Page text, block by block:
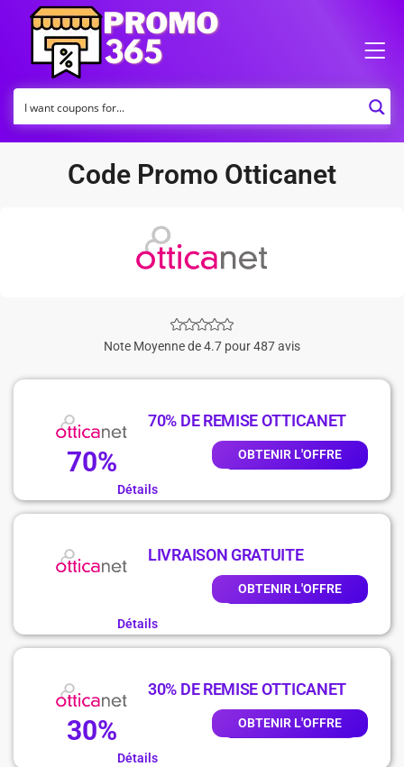
Code Promo Otticanet
Note Moyenne de 4.7 pour 487 avis
70%
70% DE REMISE OTTICANET
OBTENIR L'OFFRE
Détails
LIVRAISON GRATUITE
OBTENIR L'OFFRE
Détails
30%
30% DE REMISE OTTICANET
OBTENIR L'OFFRE
Détails